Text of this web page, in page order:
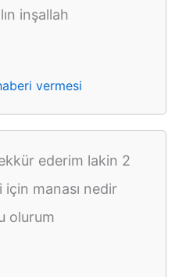
inşallah
vermesi
ederim lakin 2
için manası nedir
olurum